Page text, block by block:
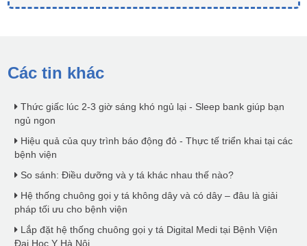
Các tin khác
Thức giấc lúc 2-3 giờ sáng khó ngủ lại - Sleep bank giúp bạn
ngủ ngon
Hiệu quả của quy trình báo động đỏ - Thực tế triển khai tại các
bệnh viện
So sánh: Điều dưỡng và y tá khác nhau thế nào?
Hệ thống chuông gọi y tá không dây và có dây – đâu là giải
pháp tối ưu cho bệnh viện
Lắp đặt hệ thống chuông gọi y tá Digital Medi tại Bệnh Viện
Đại Học Y Hà Nội